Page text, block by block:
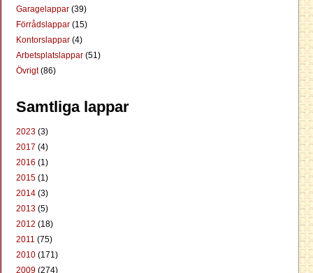
Garagelappar (39)
Förrådslappar (15)
Kontorslappar (4)
Arbetsplatslappar (51)
Övrigt(86)
Samtliga lappar
2023 (3)
2017 (4)
2016 (1)
2015 (1)
2014 (3)
2013 (5)
2012 (18)
2011 (75)
2010 (171)
2009 (274)